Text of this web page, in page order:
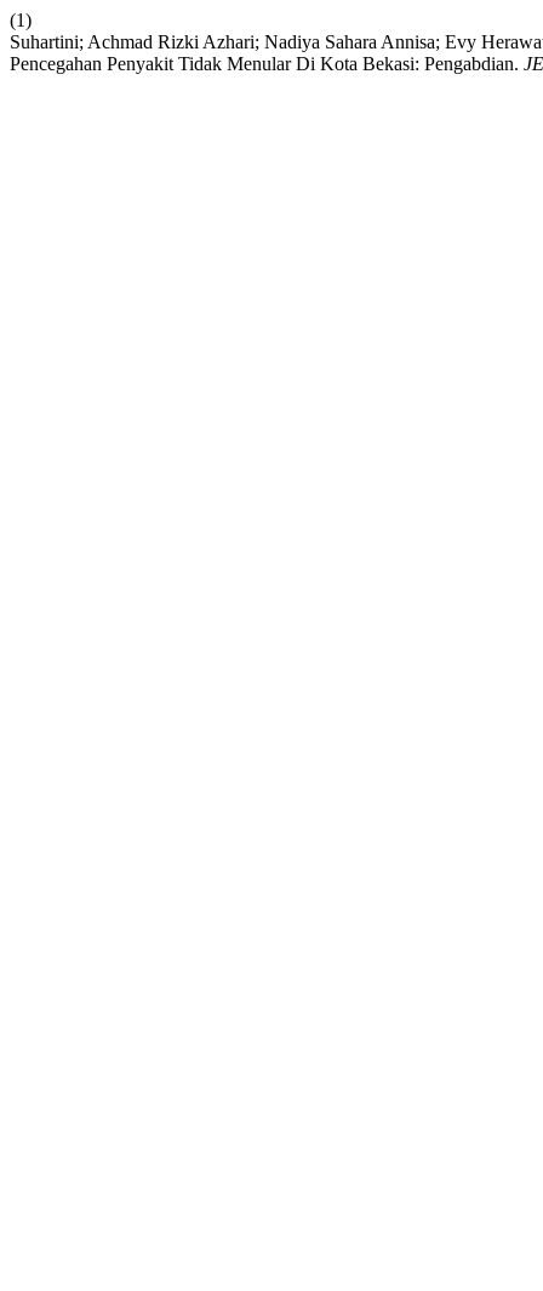
(1)
Suhartini; Achmad Rizki Azhari; Nadiya Sahara Annisa; Evy
Pencegahan Penyakit Tidak Menular Di Kota Bekasi: Pengabdian.